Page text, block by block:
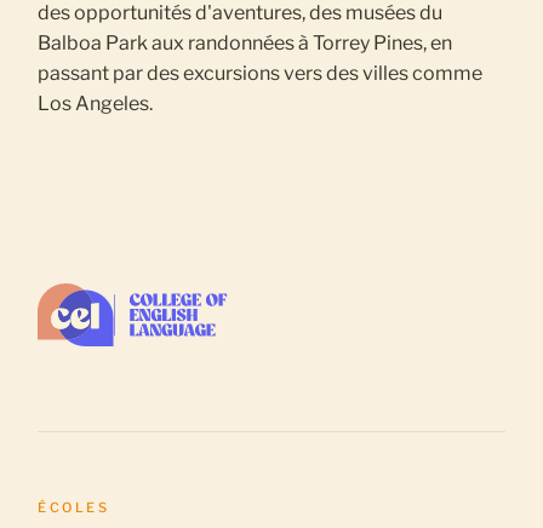
des opportunités d'aventures, des musées du
Balboa Park aux randonnées à Torrey Pines, en
passant par des excursions vers des villes comme
Los Angeles.
ÉCOLES